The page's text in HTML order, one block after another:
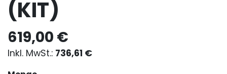
(KIT)
619,00 €
736,61 €